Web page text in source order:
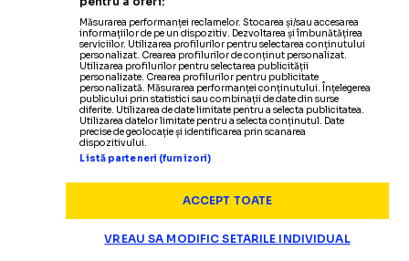
Termeni și condiții
Politica de confidențialitate
Modifică Setările
Contact
Măsurarea performanței reclamelor. Stocarea și/sau accesarea
informațiilor de pe un dispozitiv. Dezvoltarea și îmbunătățirea
serviciilor. Utilizarea profilurilor pentru selectarea conținutului
personalizat. Crearea profilurilor de conținut personalizat.
Utilizarea profilurilor pentru selectarea publicității
personalizate. Crearea profilurilor pentru publicitate
personalizată. Măsurarea performanței conținutului. Înțelegerea
publicului prin statistici sau combinații de date din surse
diferite. Utilizarea de date limitate pentru a selecta publicitatea.
Utilizarea datelor limitate pentru a selecta conținutul. Date
precise de geolocație și identificarea prin scanarea
dispozitivului.
Listă parteneri (furnizori)
ACCEPT TOATE
VREAU SA MODIFIC SETARILE INDIVIDUAL